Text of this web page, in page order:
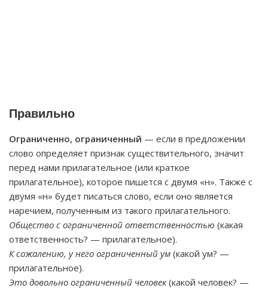
Правильно
Ограниченно, ограниченный — если в предложении
слово определяет признак существительного, значит
перед нами прилагательное (или краткое
прилагательное), которое пишется с двумя «н». Также с
двумя «н» будет писаться слово, если оно является
наречием, полученным из такого прилагательного.
Общество с ограниченной ответственностью (какая
ответственность? — прилагательное).
К сожалению, у него ограниченный ум (какой ум? —
прилагательное).
Это довольно ограниченный человек(какой человек? —